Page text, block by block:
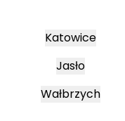
Katowice
Jasło
Wałbrzych